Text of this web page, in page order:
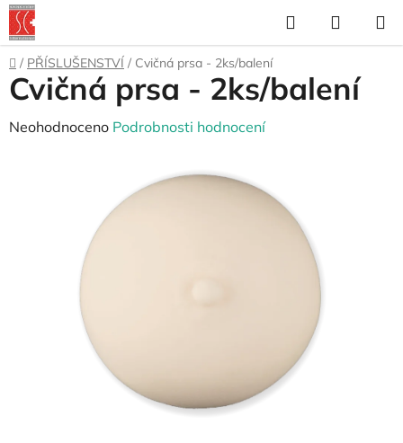
Přejít
na
obsah
Hledat
KOŠÍK
Domů
/ PŘÍSLUŠENSTVÍ / Cvičná prsa - 2ks/balení
Cvičná prsa - 2ks/balení
Průměrné
Neohodnoceno Podrobnosti hodnocení